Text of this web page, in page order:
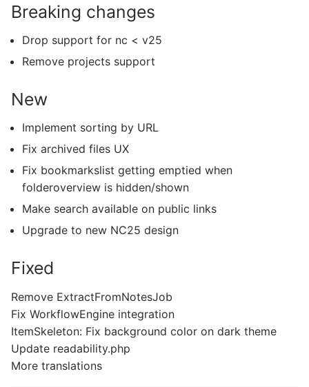
Breaking changes
Drop support for nc < v25
Remove projects support
New
Implement sorting by URL
Fix archived files UX
Fix bookmarkslist getting emptied when
folderoverview is hidden/shown
Make search available on public links
Upgrade to new NC25 design
Fixed
Remove ExtractFromNotesJob
Fix WorkflowEngine integration
ItemSkeleton: Fix background color on dark theme
Update readability.php
More translations